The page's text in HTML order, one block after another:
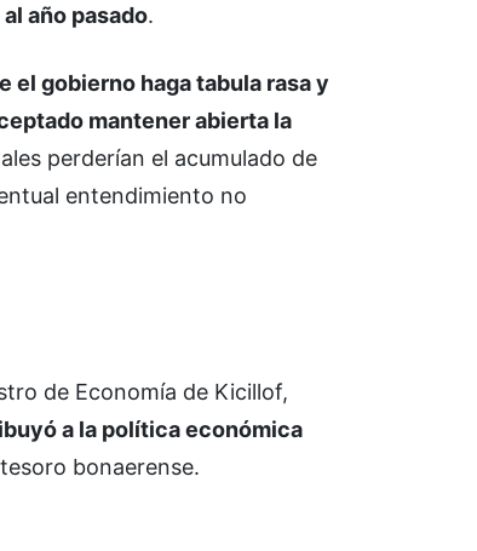
año pasado.
el gobierno haga tabula rasa y
mantener abierta la
perderían el acumulado de
entendimiento no
de Economía de Kicillof,
a la política económica
bonaerense.